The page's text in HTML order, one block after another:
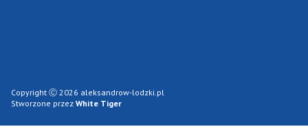
Copyright Ⓒ 2026 aleksandrow-lodzki.pl
Stworzone przez White Tiger